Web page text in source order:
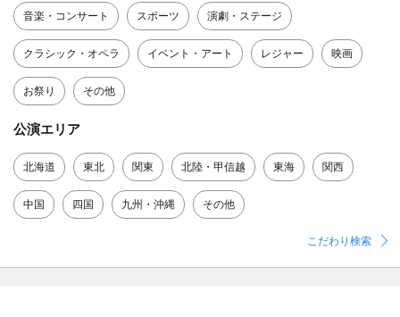
音楽・コンサート スポーツ 演劇・ステージ
クラシック・オペラ イベント・アート レジャー 映画
お祭り その他
公演エリア
北海道 東北 関東 北陸・甲信越 東海 関西
中国 四国 九州・沖縄 その他
こだわり検索